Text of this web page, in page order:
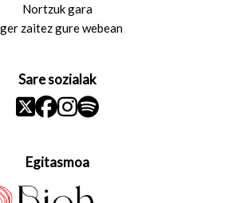
Nortzuk gara
zaitez gure webean
Sare sozialak
Egitasmoa